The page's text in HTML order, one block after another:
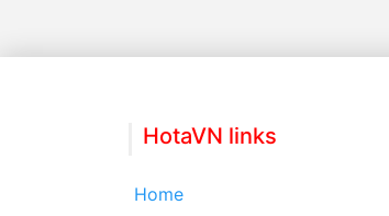
HotaVN links
Home